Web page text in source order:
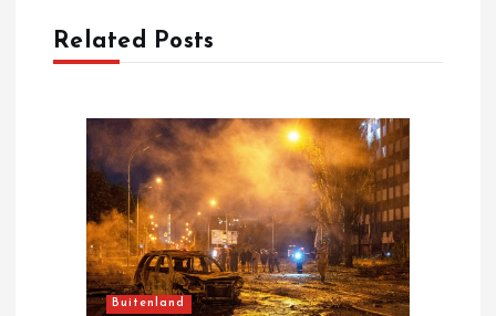
vRelated Posts
Buitenland